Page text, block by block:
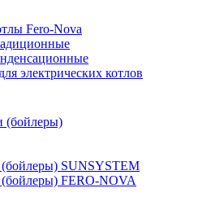
Fero-Nova
электрических котлов
(бойлеры)
(бойлеры) SUNSYSTEM
(бойлеры) FERO-NOVA